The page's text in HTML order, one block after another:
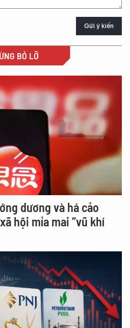
Gửi ý kiến
BỎ LỠ
dương và há cảo
hội mỉa mai “vũ khí